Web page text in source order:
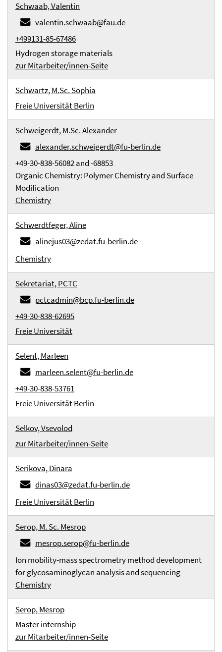
Schwaab, Valentin
valentin.schwaab@fau.de
+499131-85-67486
Hydrogen storage materials
zur Mitarbeiter/innen-Seite
Schwartz, M.Sc. Sophia
Freie Universität Berlin
Schweigerdt, M.Sc. Alexander
alexander.schweigerdt@fu-berlin.de
+49-30-838-56082 and -68853
Organic Chemistry: Polymer Chemistry and Surface
Modification
Chemistry
Schwerdtfeger, Aline
alinejus03@zedat.fu-berlin.de
Chemistry
Sekretariat, PCTC
pctcadmin@bcp.fu-berlin.de
+49-30-838-62695
Freie Universität
Selent, Marleen
marleen.selent@fu-berlin.de
+49-30-838-53761
Freie Universität Berlin
Selkov, Vsevolod
zur Mitarbeiter/innen-Seite
Serikova, Dinara
dinas03@zedat.fu-berlin.de
Freie Universität Berlin
Serop, M. Sc. Mesrop
mesrop.serop@fu-berlin.de
Ion mobility-mass spectrometry method development
for glycosaminoglycan analysis and sequencing
Chemistry
Serop, Mesrop
Master internship
zur Mitarbeiter/innen-Seite